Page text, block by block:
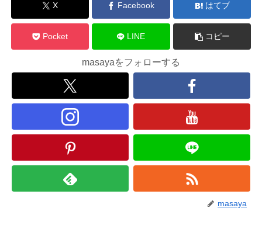
X Facebook はてブ
Pocket LINE コピー
masayaをフォローする
masaya